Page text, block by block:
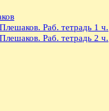
Плешаков. Раб. тетрадь 1 ч.
Плешаков. Раб. тетрадь 2 ч.